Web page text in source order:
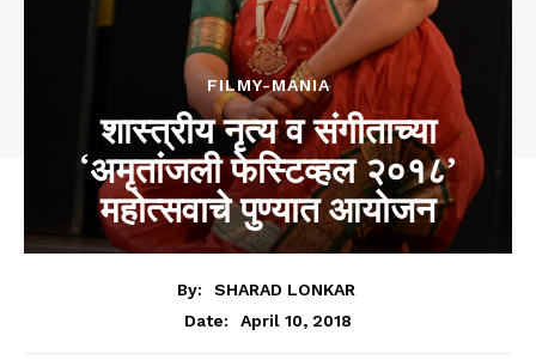
FILMY-MANIA
शास्त्रीय नृत्य व संगीताच्या
‘अमृतांजली फेस्टिव्हल २०१८’
महोत्सवाचे पुण्यात आयोजन
By:
SHARAD LONKAR
Date:
April 10, 2018